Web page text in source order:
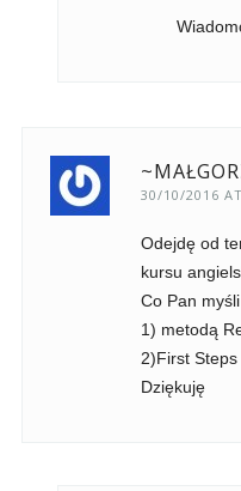
30/10/2016
Odejdę od
kursu
Co Pan
1) metodą
2)First
Dziękuję